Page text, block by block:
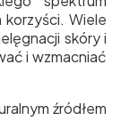
Wiele
skóry i
i wzmacniać
źródłem